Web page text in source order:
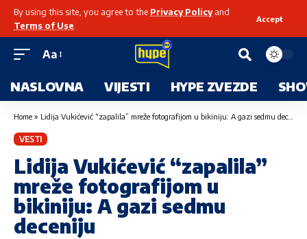
By using this site, you agree to the Privacy Policyand
Terms of Use
Accept
Aa
NASLOVNA VIJESTI HYPE ZVEZDE
Home » Lidija Vukićević “zapalila” mreže fotografijom u bikiniju: A gazi sedmu deceniju
VESTI
Lidija Vukićević “zapalila”
mreže fotografijom u
bikiniju: A gazi sedmu
deceniju